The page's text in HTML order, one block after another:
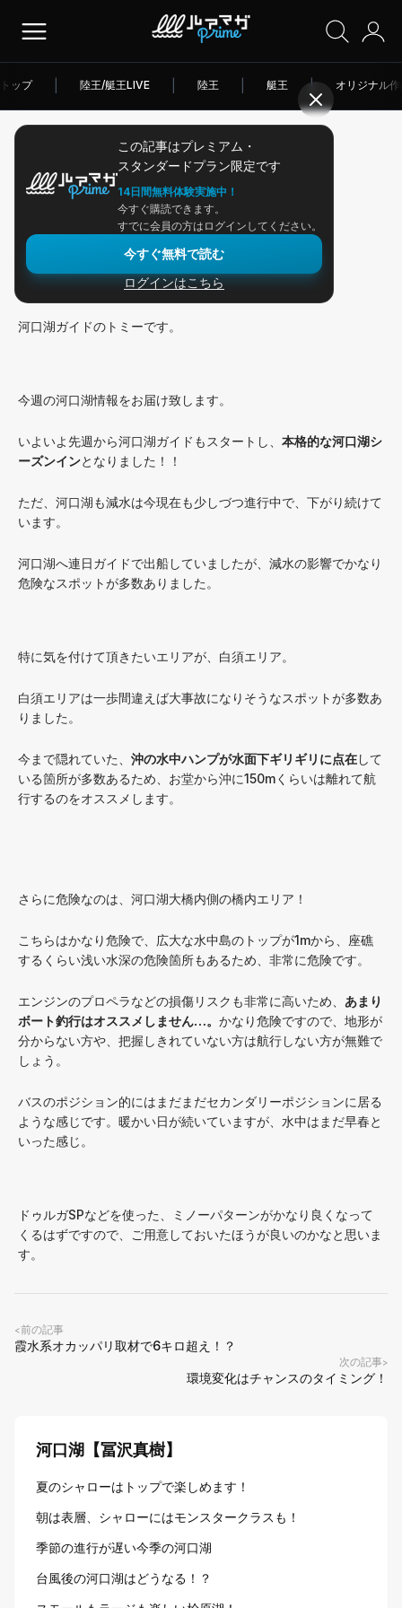
トップ 陸王/艇王LIVE 陸王 艇王 | オリジナル
この記事はプレミアム・
スタンダードプラン限定です
14日間無料体験実施中！
今すぐ購読できます。
すでに会員の方はログインしてください。
今すぐ無料で読む
ログインはこちら
アングラー連載
ミノーパターン開幕か！？
皆さんこんにちは！
河口湖ガイドのトミーです。
今週の河口湖情報をお届け致します。
いよいよ先週から河口湖ガイドもスタートし、 本格的な河口湖シ
ーズンインとなりました！！
ただ、河口湖も減水は今現在も少しづつ進行中で、下がり続けて
います。
河口湖へ連日ガイドで出船していましたが、減水の影響でかなり
危険なスポットが多数ありました。
特に気を付けて頂きたいエリアが、白須エリア。
白須エリアは一歩間違えば大事故になりそうなスポットが多数あ
りました。
今まで隠れていた、 沖の水中ハンプが水面下ギリギリに点在して
いる箇所が多数あるため、お堂から沖に150mくらいは離れて航
行するのをオススメします。
さらに危険なのは、河口湖大橋内側の橋内エリア！
こちらはかなり危険で、広大な水中島のトップが1mから、座礁
するくらい浅い水深の危険箇所もあるため、非常に危険です。
エンジンのプロペラなどの損傷リスクも非常に高いため、 あまり
ボート釣行はオススメしません…。 かなり危険ですので、地形が
分からない方や、把握しきれていない方は航行しない方が無難で
しょう。
バスのポジション的にはまだまだセカンダリーポジションに居る
ような感じです。暖かい日が続いていますが、水中はまだ早春と
いった感じ。
ドゥルガSPなどを使った、ミノーパターンがかなり良くなって
くるはずですので、ご用意しておいたほうが良いのかなと思いま
す。
<前の記事
霞水系オカッパリ取材で6キロ超え！？
次の記事>
環境変化はチャンスのタイミング！
河口湖【冨沢真樹】
夏のシャローはトップで楽しめます！
朝は表層、シャローにはモンスタークラスも！
季節の進行が遅い今季の河口湖
台風後の河口湖はどうなる！？